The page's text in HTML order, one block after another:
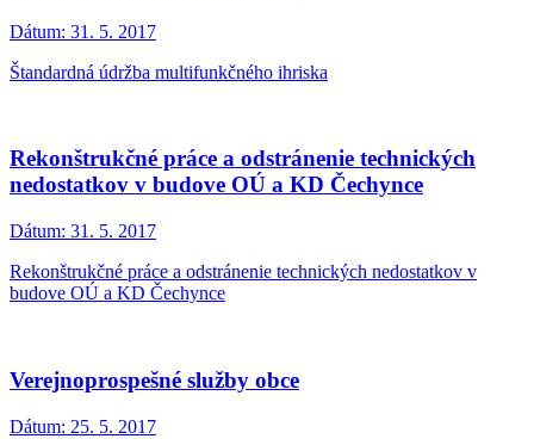
Dátum: 31. 5. 2017
Štandardná údržba multifunkčného ihriska
Rekonštrukčné práce a odstránenie technických
nedostatkov v budove OÚ a KD Čechynce
Dátum: 31. 5. 2017
Rekonštrukčné práce a odstránenie technických nedostatkov v
budove OÚ a KD Čechynce
Verejnoprospešné služby obce
Dátum: 25. 5. 2017